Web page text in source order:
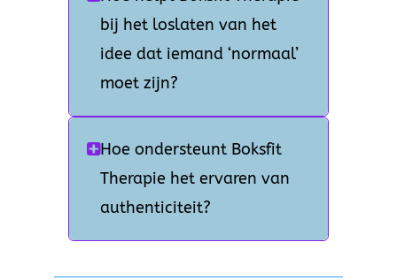
bij het loslaten van het
idee dat iemand ‘normaal’
moet zijn?
Hoe ondersteunt Boksfit
Therapie het ervaren van
authenticiteit?